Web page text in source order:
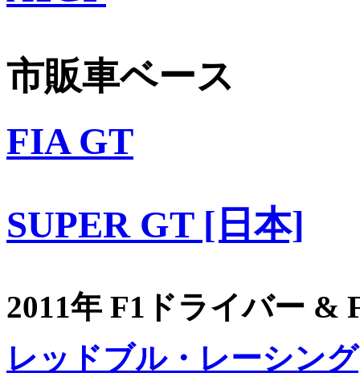
市販車ベース
FIA GT
SUPER GT [日本]
2011年 F1ドライバー &
レッドブル・レーシング